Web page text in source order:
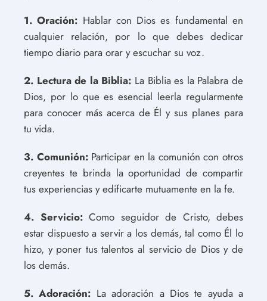
1. Oración: Hablar con Dios es fundamental en
cualquier relación, por lo que debes dedicar
tiempo diario para orar y escuchar su voz.
2. Lectura de la Biblia: La Biblia es la Palabra de
Dios, por lo que es esencial leerla regularmente
para conocer más acerca de Él y sus planes para
tu vida.
3. Comunión:Participar en la comunión con otros
creyentes te brinda la oportunidad de compartir
tus experiencias y edificarte mutuamente en la fe.
4. Servicio:Como seguidor de Cristo, debes
estar dispuesto a servir a los demás, tal como Él lo
hizo, y poner tus talentos al servicio de Dios y de
los demás.
5. Adoración: La adoración a Dios te ayuda a